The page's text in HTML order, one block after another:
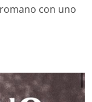
con uno